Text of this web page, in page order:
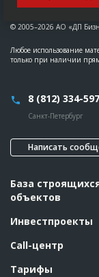
© 2005–2026 АО «ДП
Любое использование
только при наличии
8 (812) 334-
Санкт-Петербург
Написать
База
объектов
Инвестпроекты
Call-центр
Тарифы